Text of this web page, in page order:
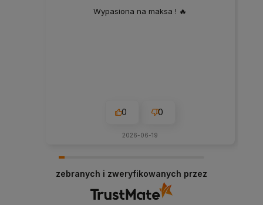
Wypasiona na maksa ! 🔥
0 0
2026-06-19
zebranych i zweryfikowanych przez